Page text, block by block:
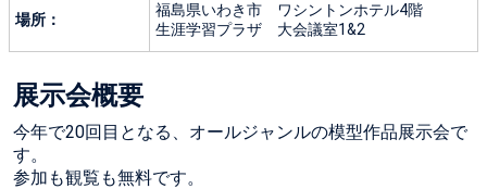
場所：
福島県いわき市 ワシントンホテル4階
生涯学習プラザ 大会議室1&2
展示会概要
今年で20回目となる、オールジャンルの模型作品展示会で
す。
参加も観覧も無料です。